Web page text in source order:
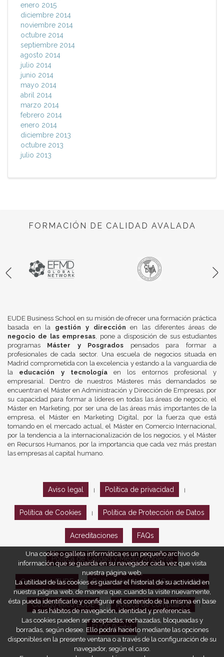
enero 2015
diciembre 2014
noviembre 2014
octubre 2014
septiembre 2014
agosto 2014
julio 2014
junio 2014
mayo 2014
abril 2014
marzo 2014
febrero 2014
enero 2014
diciembre 2013
octubre 2013
julio 2013
FORMACIÓN DE CALIDAD AVALADA
EUDE Business School en su misión de ofrecer una formación práctica
basada en la gestión y dirección en las diferentes áreas de
negocio de las empresas, pone a disposición de sus estudiantes
programas Máster y Posgrados pensados para formar a
profesionales de cada sector. Una escuela de negocios situada en
Madrid comprometida con la excelencia y estando a la vanguardia de
la educación y tecnologíaen los entornos profesional y
empresarial. Dentro de nuestros Másteres más demandados se
encuentran el Máster en Administración y Dirección de Empresas, por
su capacidad para formar a líderes en todas las áreas de negocio, el
Máster en Marketing, por ser una de las áreas más importantes de la
empresa, el Máster en Marketing Digital, por la fuerza que está
tomando en el mercado actual, el Máster en Comercio Internacional,
por la tendencia a la internacionalización de los negocios, y el Máster
en Recursos Humanos, por la importancia que cada vez más prestan
las empresas al capital humano.
Aviso legal Política de privacidad
Política de Cookies Política de Protección de Datos
Acreditaciones FAQs
Política de Calidad y Medio Ambiente
Opiniones EUDE Política de Marketing Responsable
Código ético EUDE Política de compliance
EUDE Digital
Una cookie o galleta informática es un pequeño archivo de
información que se guarda en su navegador cada vez que visita
nuestra página web.
La utilidad de las cookies es guardar el historial de su actividad en
nuestra página web, de manera que, cuando la visite nuevamente,
ésta pueda identificarle y configurar el contenido de la misma en base
a sus hábitos de navegación, identidad y preferencias.
Las cookies pueden ser aceptadas, rechazadas, bloqueadas y
borradas, según desee. Ello podrá hacerlo mediante las opciones
disponibles en la presente ventana o a través de la configuración de su
navegador, según el caso.